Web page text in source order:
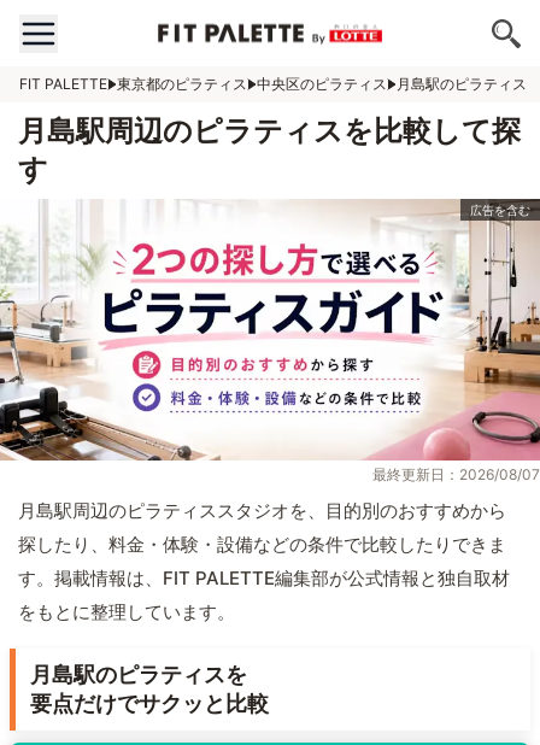
FIT PALETTE 東京都のピラティス 中央区のピラティス 月島駅のピラティス
月島駅周辺のピラティスを比較して探
す
最終更新日：2026/08/07
月島駅周辺のピラティススタジオを、目的別のおすすめから
探したり、料金・体験・設備などの条件で比較したりできま
す。掲載情報は、FIT PALETTE編集部が公式情報と独自取材
をもとに整理しています。
月島駅のピラティスを
要点だけでサクッと比較